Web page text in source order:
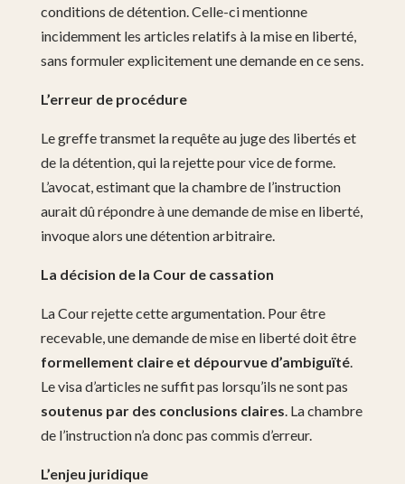
conditions de détention. Celle-ci mentionne
incidemment les articles relatifs à la mise en liberté,
sans formuler explicitement une demande en ce sens.
L’erreur de procédure
Le greffe transmet la requête au juge des libertés et
de la détention, qui la rejette pour vice de forme.
L’avocat, estimant que la chambre de l’instruction
aurait dû répondre à une demande de mise en liberté,
invoque alors une détention arbitraire.
La décision de la Cour de cassation
La Cour rejette cette argumentation. Pour être
recevable, une demande de mise en liberté doit être
formellement claire et dépourvue d’ambiguïté.
Le visa d’articles ne suffit pas lorsqu’ils ne sont pas
soutenus par des conclusions claires. La chambre
de l’instruction n’a donc pas commis d’erreur.
L’enjeu juridique